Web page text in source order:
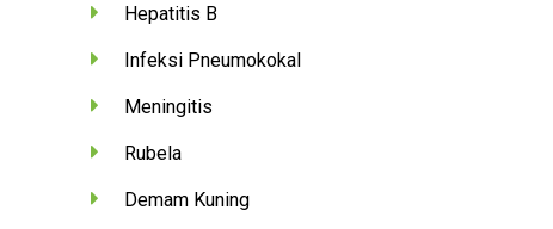
Hepatitis B
Infeksi Pneumokokal
Meningitis
Rubela
Demam Kuning